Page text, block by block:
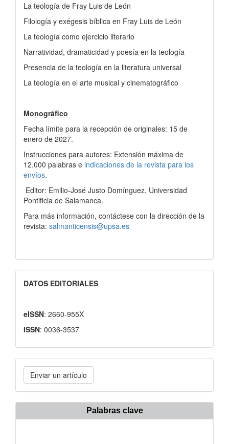
La teología de Fray Luis de León
Filología y exégesis bíblica en Fray Luis de León
La teología como ejercicio literario
Narratividad, dramaticidad y poesía en la teología
Presencia de la teología en la literatura universal
La teología en el arte musical y cinematográfico
Monográfico
Fecha límite para la recepción de originales: 15 de
enero de 2027.
Instrucciones para autores: Extensión máxima de
12.000 palabras e indicaciones de la revista para los
envíos.
Editor: Emilio-José Justo Domínguez, Universidad
Pontificia de Salamanca.
Para más información, contáctese con la dirección de la
revista: salmanticensis@upsa.es
DATOS EDITORIALES
eISSN: 2660-955X
ISSN: 0036-3537
Enviar
un
artículo
Enviar un artículo
Palabras clave